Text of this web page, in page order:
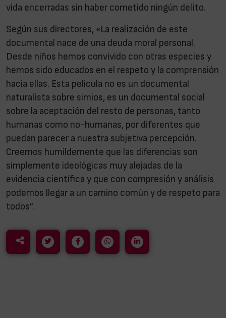
vida encerradas sin haber cometido ningún delito.
Según sus directores, «La realización de este
documental nace de una deuda moral personal.
Desde niños hemos convivido con otras especies y
hemos sido educados en el respeto y la comprensión
hacia ellas. Esta película no es un documental
naturalista sobre simios, es un documental social
sobre la aceptación del resto de personas, tanto
humanas como no-humanas, por diferentes que
puedan parecer a nuestra subjetiva percepción.
Creemos humildemente que las diferencias son
simplemente ideológicas muy alejadas de la
evidencia científica y que con compresión y análisis
podemos llegar a un camino común y de respeto para
todos”.